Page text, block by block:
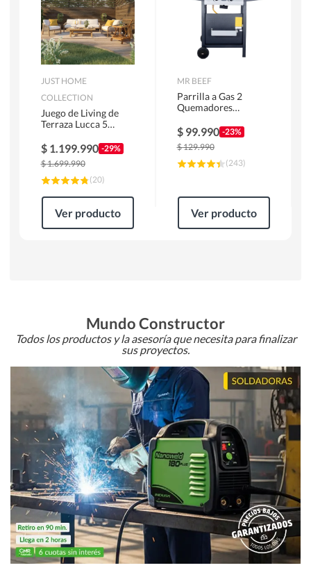
JUST HOME
COLLECTION
Juego de Living de
Terraza Lucca 5
$ 1.199.990 -29%
$1.699.990
(20)
Ver producto
MR BEEF
Parrilla a Gas 2
Quemadores
$ 99.990 -23%
$129.990
(243)
Ver producto
Mundo Constructor
Todos los productos y la asesoría que necesita para finalizar
sus proyectos.